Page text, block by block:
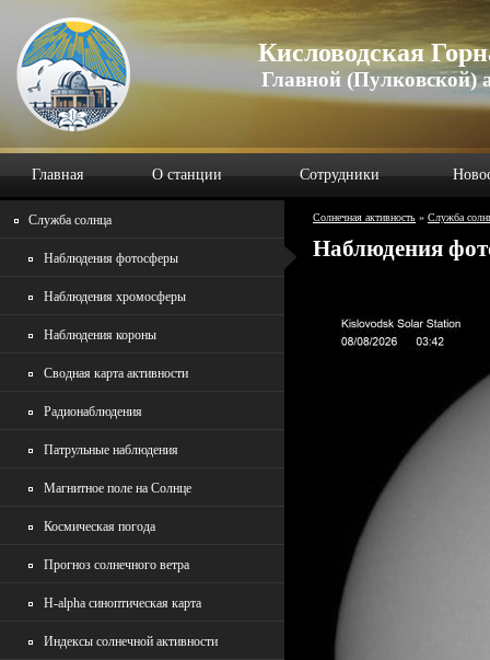
Кисловодская
Главной (Пулковской)
Главная О станции Сотрудники
Служба солнца
Наблюдения фотосферы
Наблюдения хромосферы
Наблюдения короны
Сводная карта активности
Радионаблюдения
Патрульные наблюдения
Магнитное поле на Солнце
Космическая погода
Прогноз солнечного ветра
H-alpha синоптическая карта
Индексы солнечной активности
Солнечная активность » Служба
Наблюдения